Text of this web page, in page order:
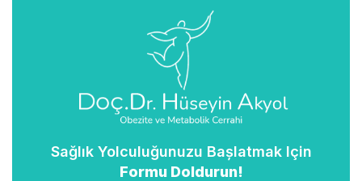
Sağlık Yolculuğunuzu Başlatmak Için
Formu Doldurun!